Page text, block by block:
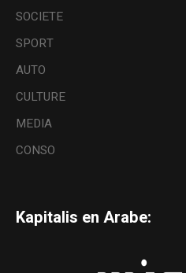
SOCIETE
SPORT
AUTO
CULTURE
MEDIA
CONSO
Kapitalis en Arabe: